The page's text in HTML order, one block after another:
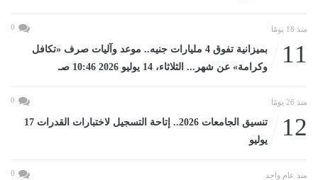
منذ 18 يومًا 0
11
بميزانية تفوق 4 مليارات جنيه.. موعد وآليات صرف «تكافل
وكرامة» عن شهر... الثلاثاء، 14 يوليو 2026 10:46 صـ
منذ 26 يومًا 0
12
تنسيق الجامعات 2026.. إتاحة التسجيل لاختبارات القدرات 17
يوليو
منذ عام واحد 0